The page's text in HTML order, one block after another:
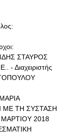
ΣΤΑΥΡΟΣ
- Διαχειριστής
ΜΕ ΤΗ ΣΥΣΤΑΣΗ
2018